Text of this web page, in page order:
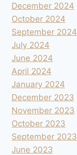
December 2024
October 2024
September 2024
July 2024
June 2024
April 2024
January 2024
December 2023
November 2023
October 2023
September 2023
June 2023